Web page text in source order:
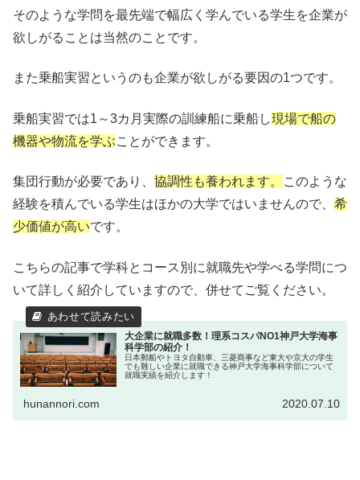
そのような学問を最先端で幅広く学んでいる学生を企業が
欲しがることは当然のことです。
また乗船実習というのも企業が欲しがる要因の1つです。
乗船実習では1～3カ月実際の訓練船に乗船し現場で船の
機器や物流を学ぶことができます。
集団行動が必要であり、 協調性も養われます。
このような
経験を積んでいる学生はほかの大学ではいませんので、 希
少価値が高いです。
こちらの記事で学科とコース別に就職先や学べる学問につ
いて詳しく紹介していますので、併せてご覧ください。
大企業に就職多数！理系コスパNO1神戸大学海事
科学部の紹介！
日本郵船やトヨタ自動車、三菱商事など東大や京大の学生
でも難しい企業に就職できる神戸大学海事科学部について
就職実績を紹介します！
hunannori.com 2020.07.10